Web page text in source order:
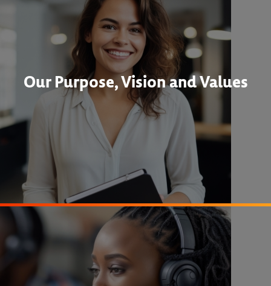
Our Purpose, Vision and Values